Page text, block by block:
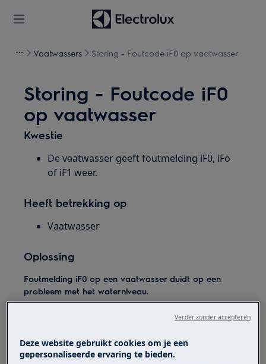
Vaatwassers Storing - Foutcode iF0 op vaatwasser
Storing - Foutcode iF0
op vaatwasser
Kwestie
De vaatwasser geeft foutmelding iF0, iFo
of iF1 weer.
Heeft betrekking op
Vaatwasser
Oplossing
Foutmelding iF0 op een vaatwasser duidt op een
probleem met het waterniveau.
Controleer of de waterkraan open staat.
niet verstopt is. De filter van de
toevoerslang bevindt zich in het
Deze website gebruikt cookies om je een
gepersonaliseerde ervaring te bieden.
Verder zonder accepteren